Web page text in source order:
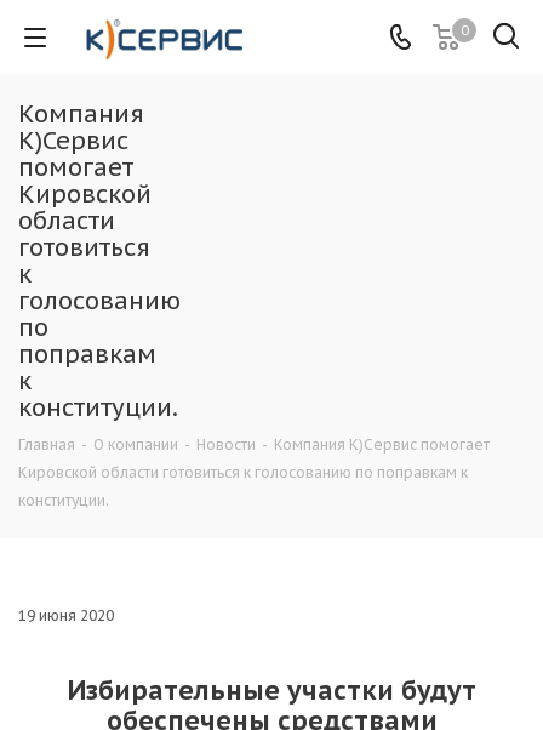
0
Компания
К)Сервис
помогает
Кировской
области
готовиться
к
голосованию
по
поправкам
к
конституции.
Главная - О компании - Новости - Компания К)Сервис помогает
Кировской области готовиться к голосованию по поправкам к
конституции.
19 июня 2020
Избирательные участки будут
обеспечены средствами